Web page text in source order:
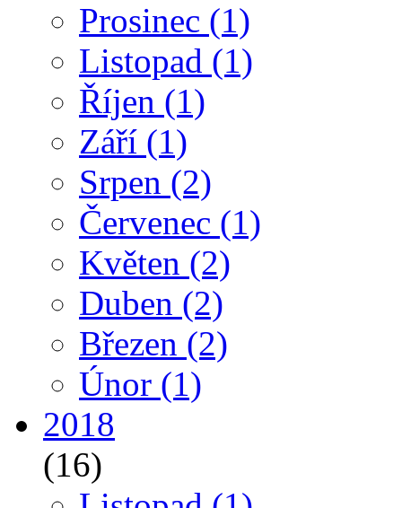
Prosinec (1)
Listopad (1)
Říjen (1)
Září (1)
Srpen (2)
Červenec (1)
Květen (2)
Duben (2)
Březen (2)
Únor (1)
2018
(16)